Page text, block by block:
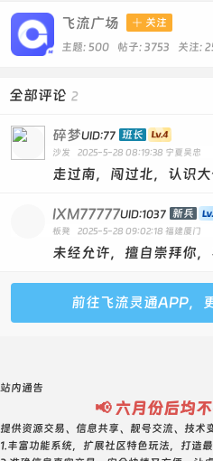
飞流广场  关注
主题: 500 帖子: 3753 关注:
全部评论 2
碎梦UID:77 班长
沙发 2025-5-28 08:19:38 宁夏吴忠
走过南，闯过北，认识大
IXM77777UID:1037 新兵
板凳 2025-5-28 09:02:18 福建厦门
未经允许，擅自崇拜你
前往飞流灵通APP，
站内通告
📢 六月份后均
提供资源交易、信息共享、靓号交流、技术
1.丰富功能系统，扩展社区特色玩法，打造